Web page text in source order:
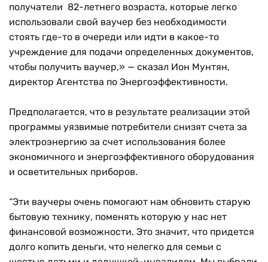
получатели 82-летнего возраста, которые легко
использовали свой ваучер без необходимости
стоять где-то в очереди или идти в какое-то
учреждение для подачи определенных документов,
чтобы получить ваучер,» — сказал Ион Мунтян,
директор Агентства по Энергоэффективности.
Предполагается, что в результате реализации этой
программы уязвимые потребители снизят счета за
электроэнергию за счет использования более
экономичного и энергоэффективного оборудования
и осветительных приборов.
“Эти ваучеры очень помогают нам обновить старую
бытовую технику, поменять которую у нас нет
финансовой возможности. Это значит, что придется
долго копить деньги, что нелегко для семьи с